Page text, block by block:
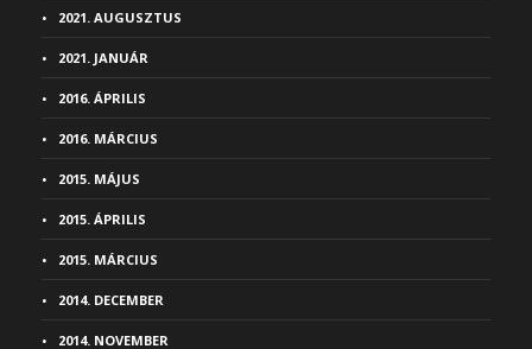
2021. AUGUSZTUS
2021. JANUÁR
2016. ÁPRILIS
2016. MÁRCIUS
2015. MÁJUS
2015. ÁPRILIS
2015. MÁRCIUS
2014. DECEMBER
2014. NOVEMBER